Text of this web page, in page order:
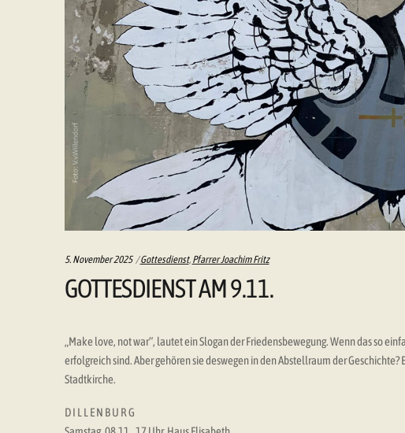
5. November 2025 Categories:
Gottesdienst, Pfarrer Joachim Fritz
GOTTESDIENST AM 9.11.
„Make love, not war“, lautet ein Slogan der Friedensbewegung. Wenn das so
erfolgreich sind. Aber gehören sie deswegen in den Abstellraum der
Stadtkirche.
D I L L E N B U R G